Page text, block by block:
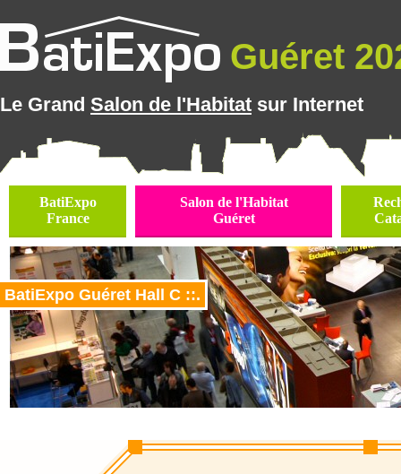
Guéret
Le Grand Salon de l'Habitat sur Internet
BatiExpo
France
Salon de l'Habitat
Guéret
BatiExpo Guéret Hall C ::.